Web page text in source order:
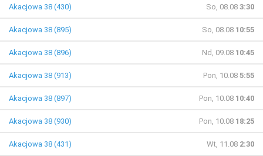
Akacjowa 38 (430) So, 08.08 3:30
Akacjowa 38 (895) So, 08.08 10:55
Akacjowa 38 (896) Nd, 09.08 10:45
Akacjowa 38 (913) Pon, 10.08 5:55
Akacjowa 38 (897) Pon, 10.08 10:40
Akacjowa 38 (930) Pon, 10.08 18:25
Akacjowa 38 (431) Wt, 11.08 2:30